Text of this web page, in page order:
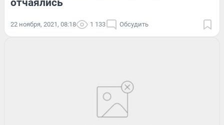
22 ноября, 2021, 08:18 1 133 Обсудить